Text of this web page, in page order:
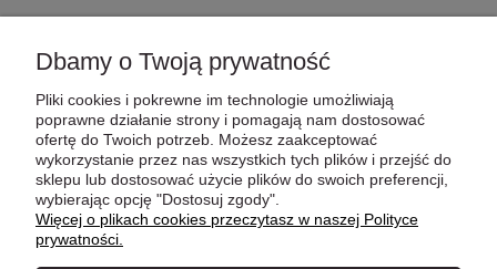
Healthy Meat MONO Czysty Królik 100g, Nowość!
Dbamy o Twoją prywatność
Pliki cookies i pokrewne im technologie umożliwiają
poprawne działanie strony i pomagają nam dostosować
ofertę do Twoich potrzeb. Możesz zaakceptować
wykorzystanie przez nas wszystkich tych plików i przejść do
sklepu lub dostosować użycie plików do swoich preferencji,
wybierając opcję "Dostosuj zgody".
Więcej o plikach cookies przeczytasz w naszej Polityce
prywatności.